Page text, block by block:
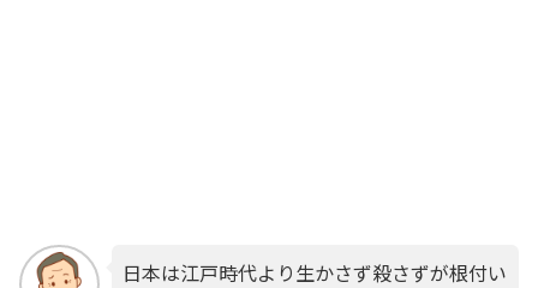
日本は江戸時代より生かさず殺さずが根付い